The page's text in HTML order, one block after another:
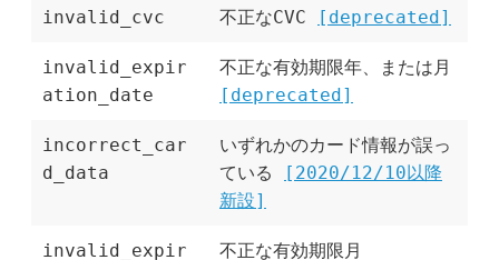
invalid_cvc 不正なCVC [deprecated]
invalid_expir
ation_date
不正な有効期限年、または月
[deprecated]
incorrect_car
d_data
いずれかのカード情報が誤っ
ている
[2020/12/10以降
新設]
invalid_expir
不正な有効期限月